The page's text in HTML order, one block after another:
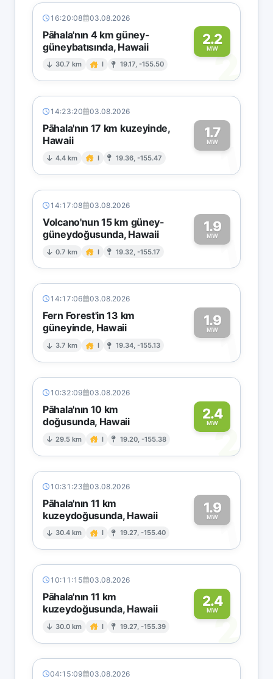
16:20:08 03.08.2026
Pāhala'nın 4 km güney-
güneybatısında, Hawaii
30.7 km I 19.17, -155.50
2.2
MW2
14:23:20 03.08.2026
Pāhala'nın 17 km kuzeyinde,
Hawaii
4.4 km I 19.36, -155.47
1.7
MW1
14:17:08 03.08.2026
Volcano'nun 15 km güney-
güneydoğusunda, Hawaii
0.7 km I 19.32, -155.17
1.9
MW1
14:17:06 03.08.2026
Fern Forest'in 13 km
güneyinde, Hawaii
3.7 km I 19.34, -155.13
1.9
MW1
10:32:09 03.08.2026
Pāhala'nın 10 km
doğusunda, Hawaii
29.5 km I 19.20, -155.38
2.4
MW2
10:31:23 03.08.2026
Pāhala'nın 11 km
kuzeydoğusunda, Hawaii
30.4 km I 19.27, -155.40
1.9
MW1
10:11:15 03.08.2026
Pāhala'nın 11 km
kuzeydoğusunda, Hawaii
30.0 km I 19.27, -155.39
2.4
MW
2
04:15:09 03.08.2026